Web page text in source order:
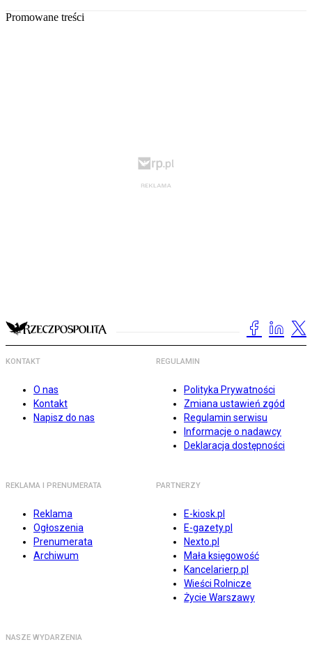
Promowane treści
KONTAKT
O nas
Kontakt
Napisz do nas
REGULAMIN
Polityka Prywatności
Zmiana ustawień zgód
Regulamin serwisu
Informacje o nadawcy
Deklaracja dostępności
REKLAMA I PRENUMERATA
Reklama
Ogłoszenia
Prenumerata
Archiwum
PARTNERZY
E-kiosk.pl
E-gazety.pl
Nexto.pl
Mała księgowość
Kancelarierp.pl
Wieści Rolnicze
Życie Warszawy
NASZE WYDARZENIA